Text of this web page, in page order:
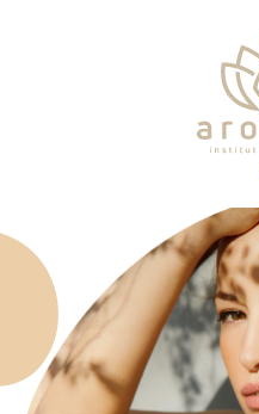
Soins
Je veux faire un bon
Plan d’accès
Prendre RDV